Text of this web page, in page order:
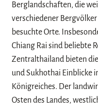
Berglandschaften, die
verschiedener
besuchte Orte.
Chiang Rai sind beliebte
Zentralthailand bieten
und Sukhothai Einblicke
Königreiches. Der
Osten des Landes,